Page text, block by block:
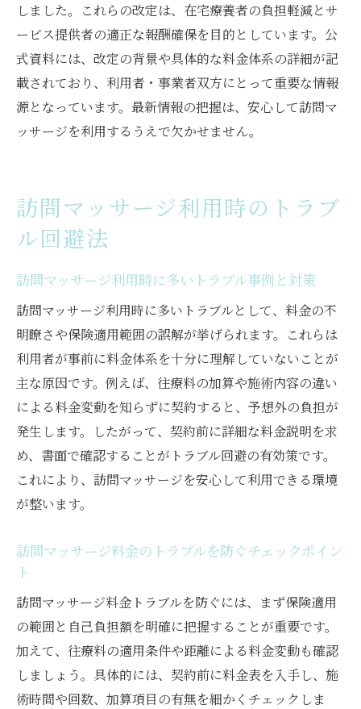
しました。これらの改定は、在宅療養者の負担軽減とサ
ービス提供者の適正な報酬確保を目的としています。公
式資料には、改定の背景や具体的な料金体系の詳細が記
載されており、利用者・事業者双方にとって重要な情報
源となっています。最新情報の把握は、安心して訪問マ
ッサージを利用するうえで欠かせません。
訪問マッサージ利用時のトラブ
ル回避法
訪問マッサージ利用時に多いトラブル事例と対策
訪問マッサージ利用時に多いトラブルとして、料金の不
明瞭さや保険適用範囲の誤解が挙げられます。これらは
利用者が事前に料金体系を十分に理解していないことが
主な原因です。例えば、往療料の加算や施術内容の違い
による料金変動を知らずに契約すると、予想外の負担が
発生します。したがって、契約前に詳細な料金説明を求
め、書面で確認することがトラブル回避の有効策です。
これにより、訪問マッサージを安心して利用できる環境
が整います。
訪問マッサージ料金のトラブルを防ぐチェックポイン
ト
訪問マッサージ料金トラブルを防ぐには、まず保険適用
の範囲と自己負担額を明確に把握することが重要です。
加えて、往療料の適用条件や距離による料金変動も確認
しましょう。具体的には、契約前に料金表を入手し、施
術時間や回数、加算項目の有無を細かくチェックしま